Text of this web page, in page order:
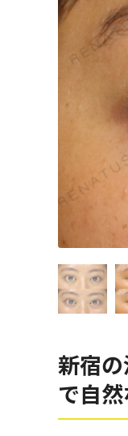
眼窩縁（目の下）
ほうれい線
新宿
で自